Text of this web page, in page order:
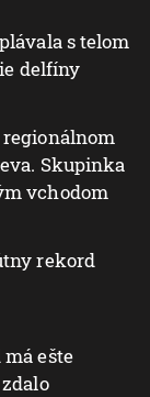
s telom
delfíny
Skupinka
vchodom
rekord
ešte